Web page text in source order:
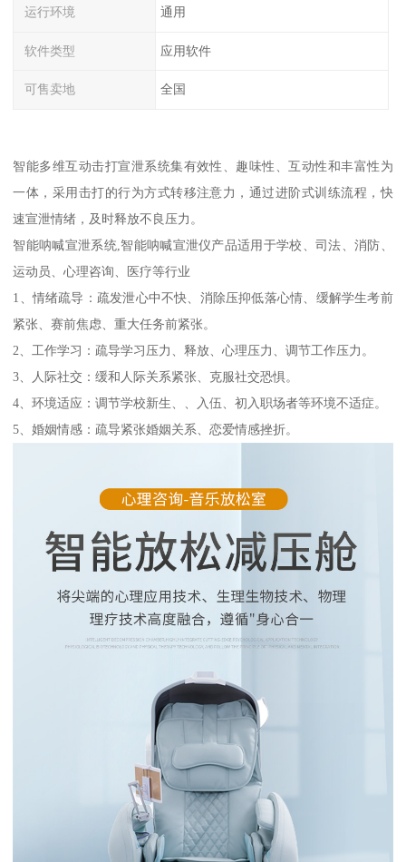
运行环境 通用
软件类型 应用软件
可售卖地 全国
智能多维互动击打宣泄系统集有效性、趣味性、互动性和丰富性为
一体，采用击打的行为方式转移注意力，通过进阶式训练流程，快
速宣泄情绪，及时释放不良压力。
智能呐喊宣泄系统,智能呐喊宣泄仪产品适用于学校、司法、消防、
运动员、心理咨询、医疗等行业
1、情绪疏导：疏发泄心中不快、消除压抑低落心情、缓解学生考前
紧张、赛前焦虑、重大任务前紧张。
2、工作学习：疏导学习压力、释放、心理压力、调节工作压力。
3、人际社交：缓和人际关系紧张、克服社交恐惧。
4、环境适应：调节学校新生、、入伍、初入职场者等环境不适症。
5、婚姻情感：疏导紧张婚姻关系、恋爱情感挫折。